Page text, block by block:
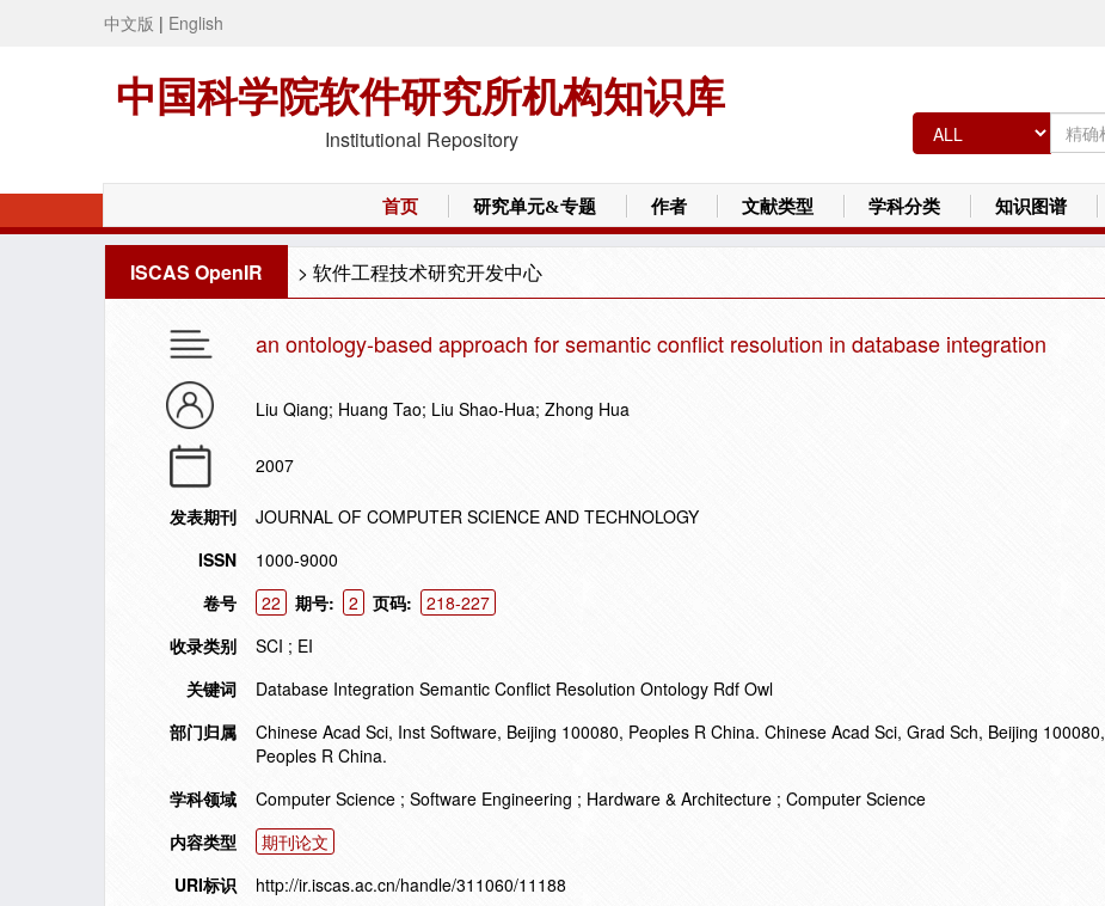
中文版 | English
中国科学院软件研究所机构知识库
Institutional Repository
首页 研究单元&专题 作者 文献类型 学科分类 知识图谱
ISCAS OpenIR > 软件工程技术研究开发中心
an ontology-based approach for semantic conflict resolution in database integration
Liu Qiang; Huang Tao; Liu Shao-Hua; Zhong Hua
2007
发表期刊
JOURNAL OF COMPUTER SCIENCE AND TECHNOLOGY
ISSN
1000-9000
卷号
22 期号: 2 页码:
218-227
收录类别
SCI ; EI
关键词
Database Integration Semantic Conflict Resolution Ontology Rdf Owl
部门归属
Chinese Acad Sci, Inst Software, Beijing 100080, Peoples R China. Chinese Acad Sci, Grad Sch, Beijing 100080,
Peoples R China.
学科领域
Computer Science ; Software Engineering ; Hardware & Architecture ; Computer Science
内容类型
期刊论文
URI标识
http://ir.iscas.ac.cn/handle/311060/11188